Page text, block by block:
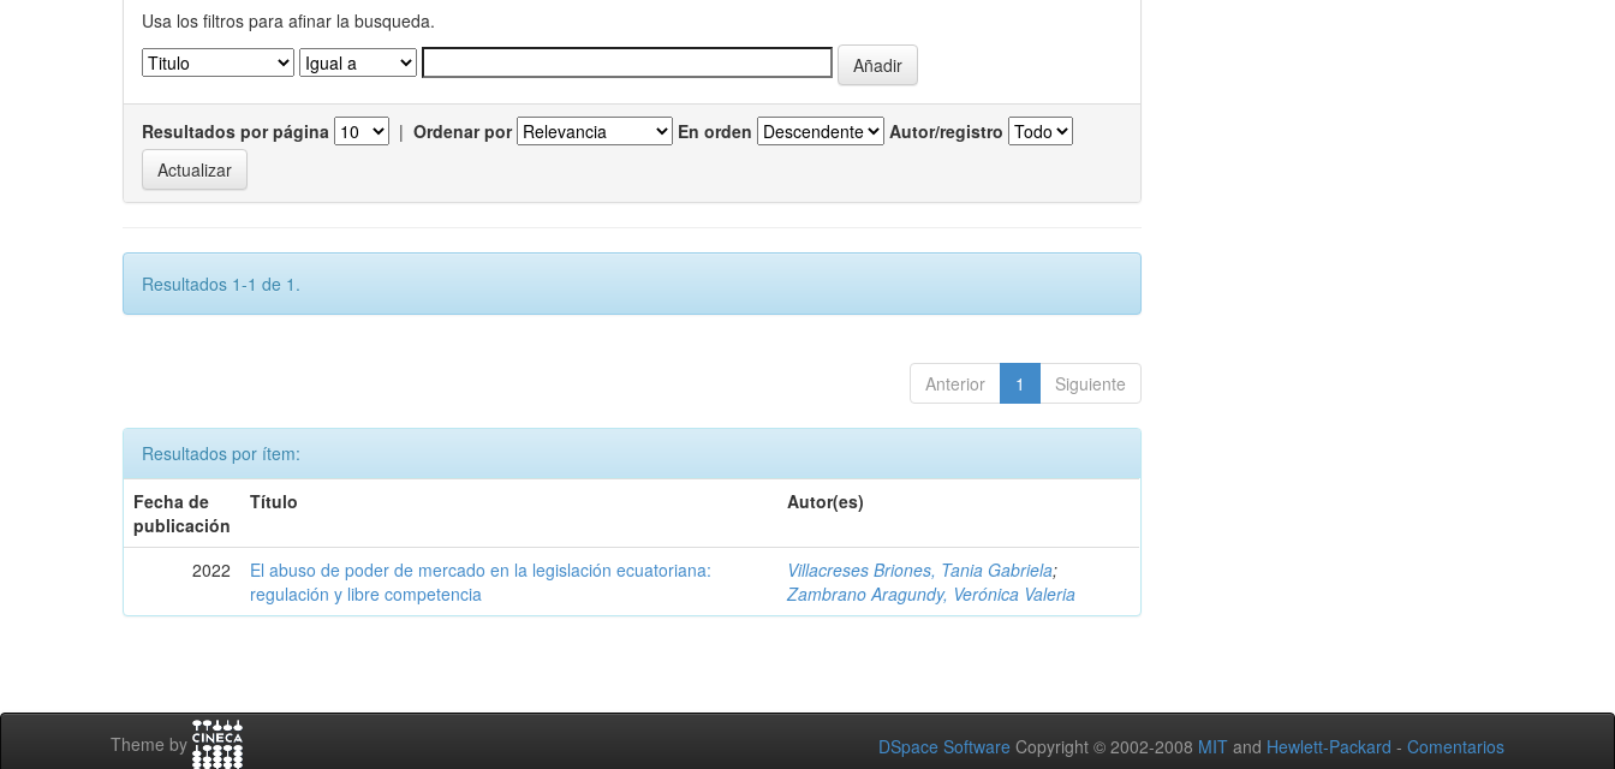
Usa los filtros para afinar la busqueda.
Resultados por página | Ordenar por En orden Autor/registro
Resultados 1-1 de 1.
Anterior 1 Siguiente
Resultados por ítem:
Fecha de
publicación
Título Autor(es)
2022
El abuso de poder de mercado en la legislación ecuatoriana:
regulación y libre competencia
Villacreses Briones, Tania Gabriela;
Zambrano Aragundy, Verónica Valeria
Theme by DSpace Software Copyright © 2002-2008 MIT and Hewlett-Packard - Comentarios